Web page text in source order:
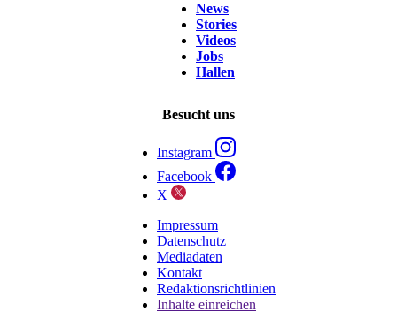
News
Stories
Videos
Jobs
Hallen
Besucht uns
Instagram
Facebook
X
Impressum
Datenschutz
Mediadaten
Kontakt
Redaktionsrichtlinien
Inhalte einreichen